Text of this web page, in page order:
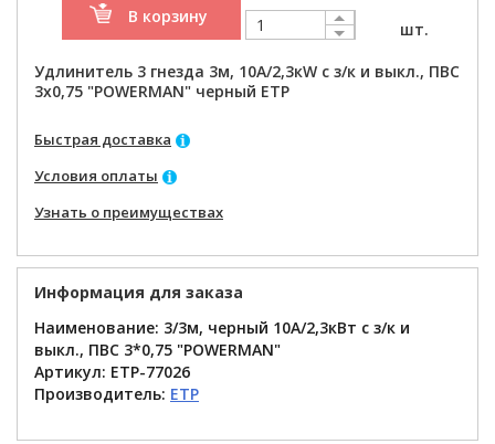
В корзину
шт.
Удлинитель 3 гнезда 3м, 10А/2,3кW с з/к и выкл., ПВС
3х0,75 "POWERMAN" черный ETP
Быстрая доставка
Условия оплаты
Узнать о преимуществах
Информация для заказа
Наименование: 3/3м, черный 10А/2,3кВт с з/к и
выкл., ПВС 3*0,75 "POWERMAN"
Артикул: ETP-77026
Производитель: ETP